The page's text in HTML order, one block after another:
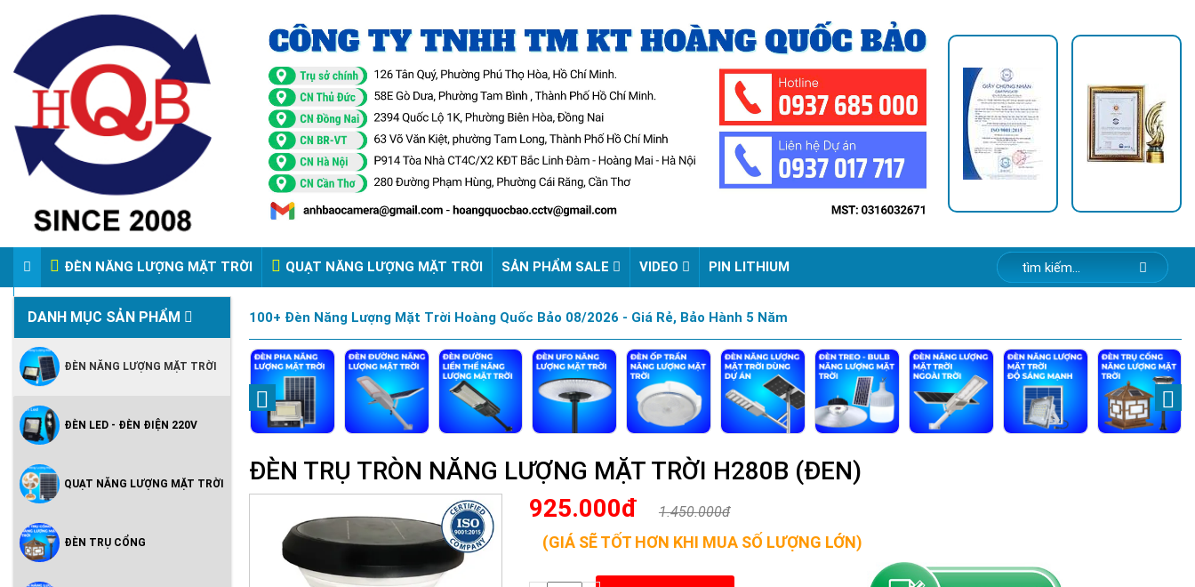
ĐÈN NĂNG LƯỢNG MẶT TRỜI QUẠT NĂNG LƯỢNG MẶT TRỜI SẢN PHẨM SALE VIDEO PIN LITHIUM
VIDEO ĐÈN PHA ĐIỆN 220V
DANH MỤC SẢN PHẨM
ĐÈN NĂNG LƯỢNG MẶT TRỜI
ĐÈN LED - ĐÈN ĐIỆN 220V
QUẠT NĂNG LƯỢNG MẶT TRỜI
ĐÈN TRỤ CỔNG
100+ Đèn Năng Lượng Mặt Trời Hoàng Quốc Bảo 08/2026 - Giá Rẻ, Bảo Hành 5 Năm
ĐÈN TRỤ TRÒN NĂNG LƯỢNG MẶT TRỜI H280B (ĐEN)
925.000đ
1.450.000đ
(GIÁ SẼ TỐT HƠN KHI MUA SỐ LƯỢNG LỚN)